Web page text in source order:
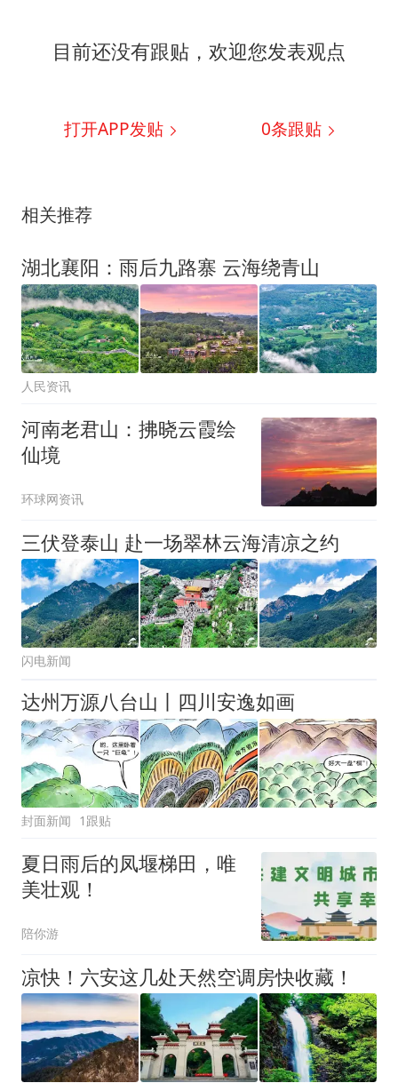
目前还没有跟贴，欢迎您发表观点
打开APP发贴 0条跟贴
相关推荐
湖北襄阳：雨后九路寨 云海绕青山
人民资讯
河南老君山：拂晓云霞绘
仙境
环球网资讯
三伏登泰山 赴一场翠林云海清凉之约
闪电新闻
达州万源八台山丨四川安逸如画
封面新闻 1跟贴
夏日雨后的凤堰梯田，唯
美壮观！
陪你游
凉快！六安这几处天然空调房快收藏！